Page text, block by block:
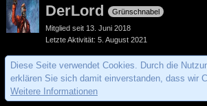
DerLord
Grünschnabel
Mitglied seit 13. Juni 2018
Letzte Aktivität 5. August 2021
Diese Seite verwendet Cookies. Durch die
erklären Sie sich damit einverstanden, dass wir
Weitere Informationen